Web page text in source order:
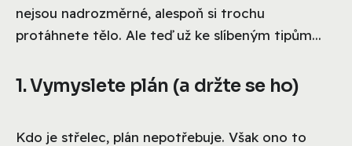
nejsou nadrozměrné, alespoň si trochu
protáhnete tělo. Ale teď už ke slíbeným tipům...
1. Vymyslete plán (a držte se ho)
Kdo je střelec, plán nepotřebuje. Však ono to